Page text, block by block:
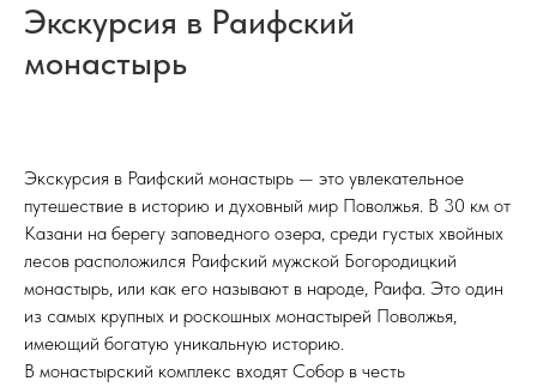
Экскурсия в Раифский
монастырь
Экскурсия в Раифский монастырь — это увлекательное
путешествие в историю и духовный мир Поволжья. В 30 км от
Казани на берегу заповедного озера, среди густых хвойных
лесов расположился Раифский мужской Богородицкий
монастырь, или как его называют в народе, Раифа. Это один
из самых крупных и роскошных монастырей Поволжья,
имеющий богатую уникальную историю.
В монастырский комплекс входят Собор в честь